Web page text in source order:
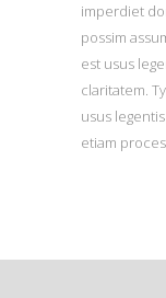
imperdiet
possim
est usus
claritatem.
usus
etiam